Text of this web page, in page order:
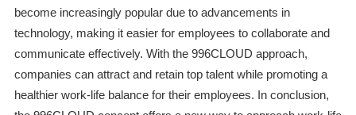
become increasingly popular due to advancements in
technology, making it easier for employees to collaborate and
communicate effectively. With the 996CLOUD approach,
companies can attract and retain top talent while promoting a
healthier work-life balance for their employees. In conclusion,